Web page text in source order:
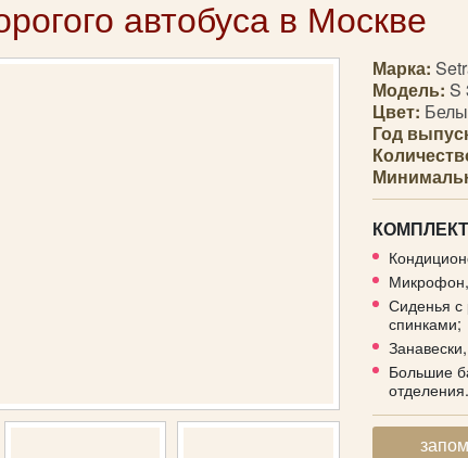
автобуса в Москве
Марка:
Модель: S
Цвет:
Год
Сиденья с
спинками;
Большие
отделения.